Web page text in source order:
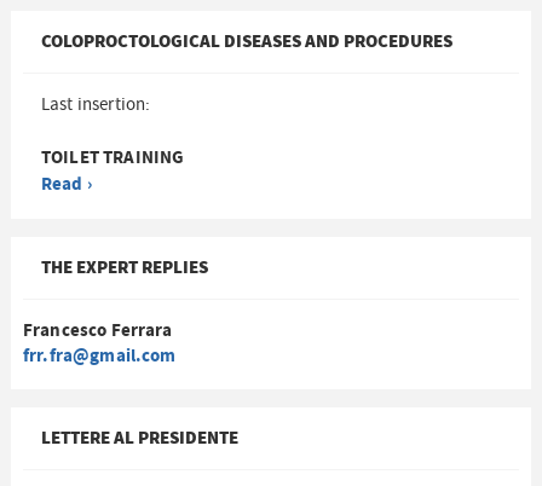
COLOPROCTOLOGICAL DISEASES AND PROCEDURES
Last insertion:
TOILET TRAINING
Read ›
THE EXPERT REPLIES
Francesco Ferrara
frr.fra@gmail.com
LETTERE AL PRESIDENTE